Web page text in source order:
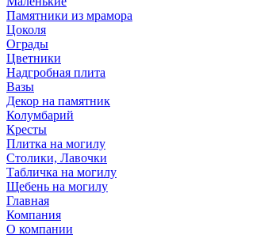
Памятники из мрамора
Цоколя
Ограды
Цветники
Надгробная плита
Вазы
Декор на памятник
Колумбарий
Кресты
Плитка на могилу
Столики, Лавочки
Табличка на могилу
Щебень на могилу
Главная
Компания
О компании